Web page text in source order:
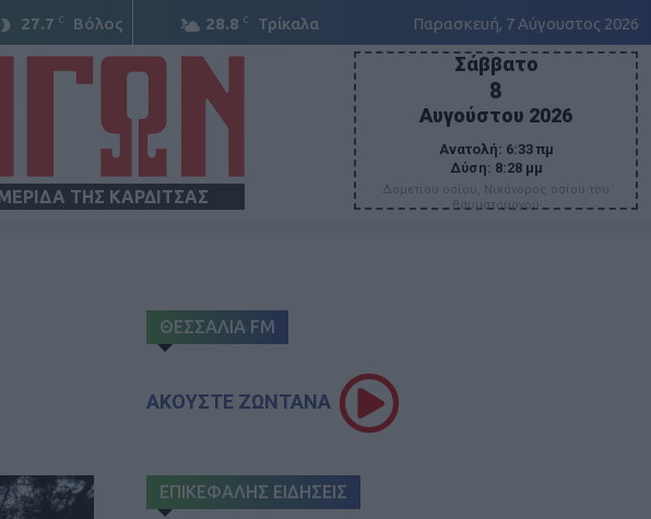
27.7 C Βόλος 28.8 C Τρίκαλα Παρασκευή, 7 Αύγουστος 2026
ΤΗΣ ΚΑΡΔΙΤΣΑΣ
Σάββατο
8
Αυγούστου 2026
Ανατολή: 6:33 πμ
Δύση: 8:28 μμ
Δομετίου οσίου, Νικάνορος οσίου του
θαυματουργού
ΘΕΣΣΑΛΙΑ FM
ΑΚΟΥΣΤΕ ΖΩΝΤΑΝΑ
ΕΠΙΚΕΦΑΛΗΣ ΕΙΔΗΣΕΙΣ